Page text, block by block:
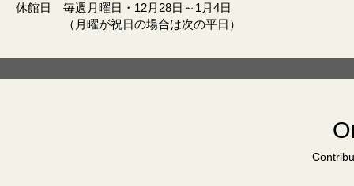
休館日 毎週月曜日・12月28日～1月4日
（月曜が祝日の場合は次の平日）